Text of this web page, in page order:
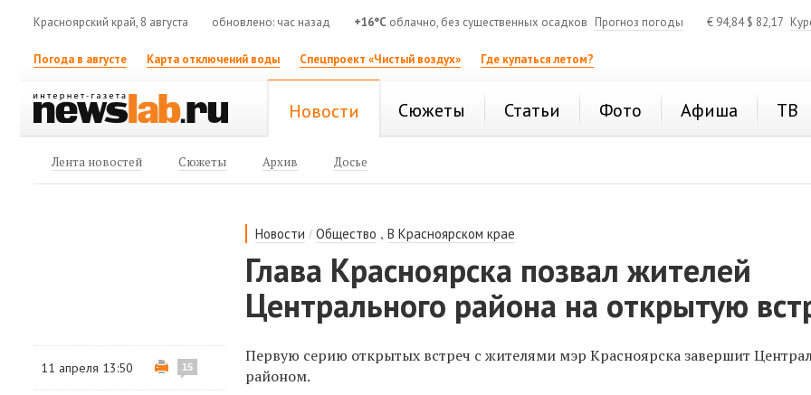
Красноярский край, 8 августа обновлено: час назад +16°C облачно, без существенных осадков Прогноз погоды € 94,84$ 82,17
Погода в августе Карта отключений воды Спецпроект «Чистый воздух» Где купаться летом?
Новости Сюжеты Статьи Фото Афиша ТВ
Лента новостей Сюжеты Архив Досье
Новости /Общество ,В Красноярском крае
Глава Красноярска позвал жителей
Центрального района на открытую
11 апреля 13:50 15
Первую серию открытых встреч с жителями мэр Красноярска завершит
районом.